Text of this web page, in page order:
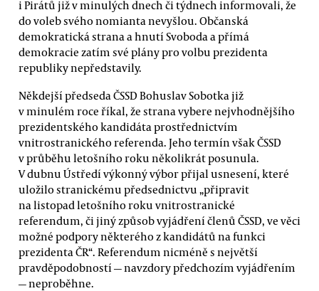
i Pirátů již v minulých dnech či týdnech informovali, že
do voleb svého nomianta nevyšlou. Občanská
demokratická strana a hnutí Svoboda a přímá
demokracie zatím své plány pro volbu prezidenta
republiky nepředstavily.
Někdejší předseda ČSSD Bohuslav Sobotka již
v minulém roce říkal, že strana vybere nejvhodnějšího
prezidentského kandidáta prostřednictvím
vnitrostranického referenda. Jeho termín však ČSSD
v průběhu letošního roku několikrát posunula.
V dubnu Ústředí výkonný výbor přijal usnesení, které
uložilo stranickému předsednictvu „připravit
na listopad letošního roku vnitrostranické
referendum, či jiný způsob vyjádření členů ČSSD, ve věci
možné podpory některého z kandidátů na funkci
prezidenta ČR“. Referendum nicméně s největší
pravděpodobností — navzdory předchozím vyjádřením
— neproběhne.